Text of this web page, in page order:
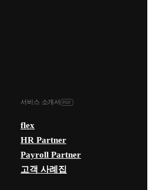
서비스 소개서
flex
HR Partner
Payroll Partner
고객 사례집